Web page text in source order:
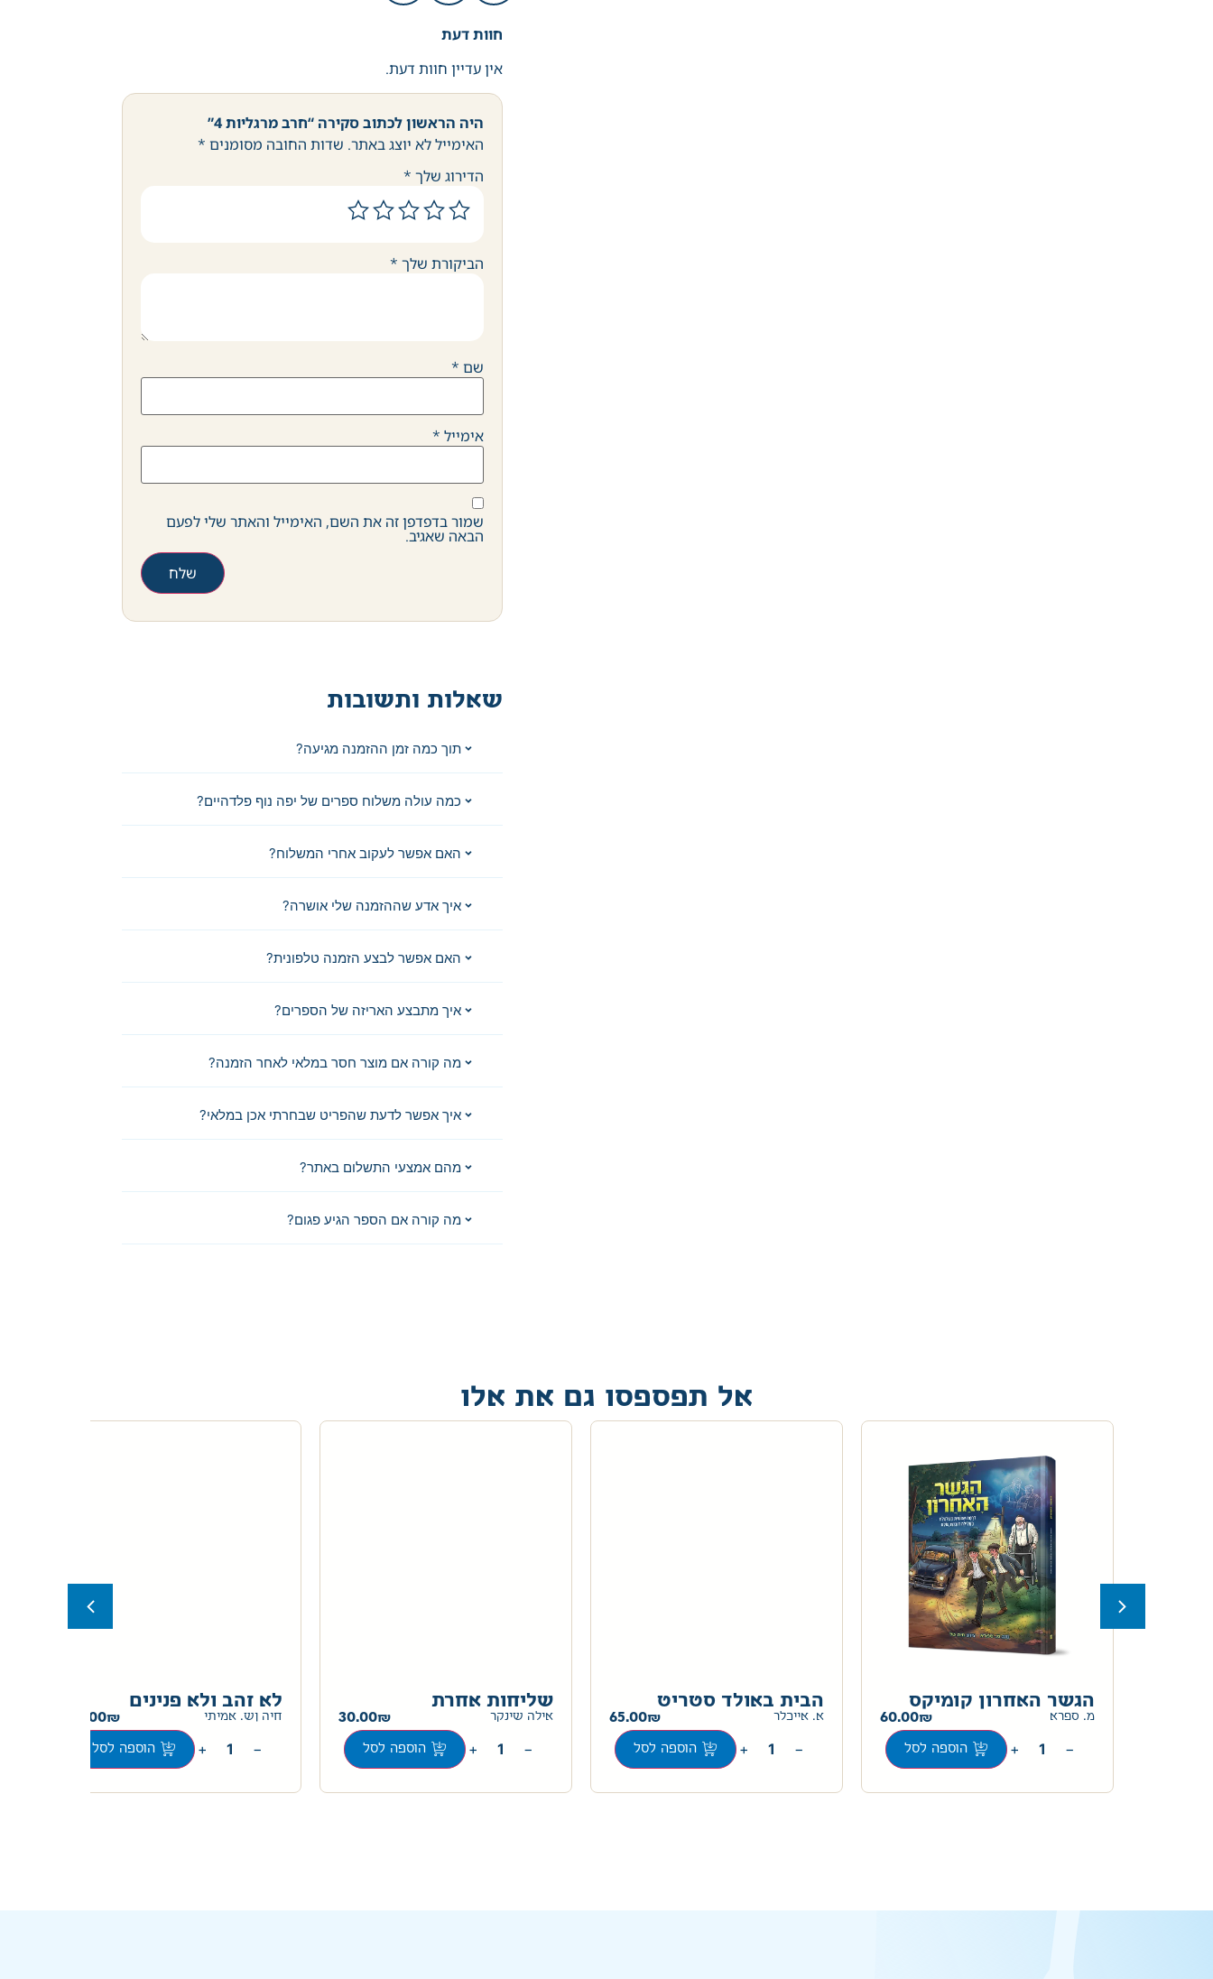
חוות דעת
אין עדיין חוות דעת.
היה הראשון לכתוב סקירה “חרב מרגליות 4”
האימייל לא יוצג באתר. שדות החובה מסומנים *
הדירוג שלך *
הביקורת שלך *
שם *
אימייל *
שמור בדפדפן זה את השם, האימייל והאתר שלי לפעם
הבאה שאגיב.
שאלות ותשובות
תוך כמה זמן ההזמנה מגיעה?
כמה עולה משלוח ספרים של יפה נוף פלדהיים?
האם אפשר לעקוב אחרי המשלוח?
איך אדע שההזמנה שלי אושרה?
האם אפשר לבצע הזמנה טלפונית?
איך מתבצע האריזה של הספרים?
מה קורה אם מוצר חסר במלאי לאחר הזמנה?
איך אפשר לדעת שהפריט שבחרתי אכן במלאי?
מהם אמצעי התשלום באתר?
מה קורה אם הספר הגיע פגום?
אל תפספסו גם את אלו
הגשר האחרון קומיקס
מ. ספרא 60.00
−
+ הוספה לסל
הבית באולד סטריט
א. אייכלר 65.00
−
+ הוספה לסל
שליחות אחרת
אילה שינקר 30.00
−
+ הוספה לסל
לא זהב ולא פנינים
חיה ןש. אמיתי 30.00
−
+ הוספה לסל